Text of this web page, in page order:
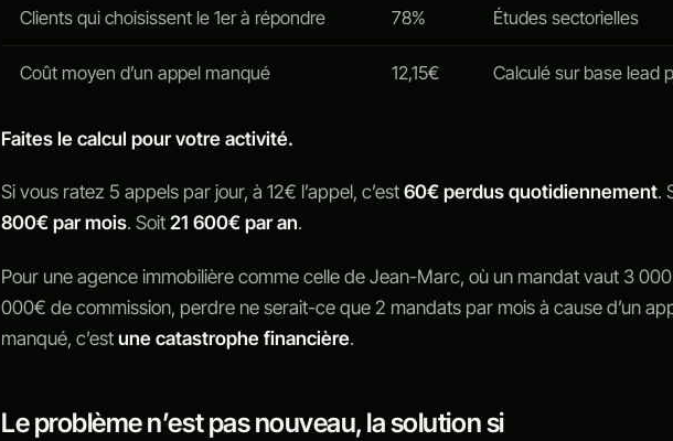
Clients qui choisissent le 1er à répondre 78% Études sectorielles
Coût moyen d’un appel manqué 12,15€ Calculé sur base lead
Faites le calcul pour votre activité.
Si vous ratez 5 appels par jour, à 12€ l’appel, c’est60€ perdus quotidiennement.
800€ par mois. Soit21 600€ par an.
Pour une agence immobilière comme celle de Jean-Marc, où un mandat vaut 3 000
000€ de commission, perdre ne serait-ce que 2 mandats par mois à cause d’un
manqué, c’estune catastrophe financière.
Le problème n’est pas nouveau, la solution si